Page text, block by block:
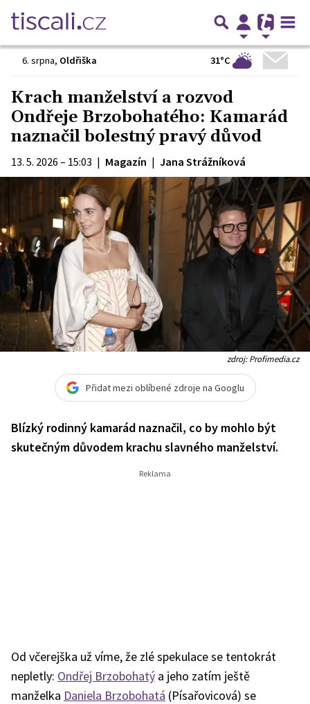
6. srpna, Oldřiška 31°C
Krach manželství a rozvod
Ondřeje Brzobohatého: Kamarád
naznačil bolestný pravý důvod
13. 5. 2026 – 15:03 | Magazín | Jana Strážníková
zdroj: Profimedia.cz
Přidat mezi oblíbené zdroje na Googlu
Blízký rodinný kamarád naznačil, co by mohlo být
skutečným důvodem krachu slavného manželství.
Od včerejška už víme, že zlé spekulace se tentokrát
nepletly: Ondřej Brzobohatý a jeho zatím ještě
manželka Daniela Brzobohatá (Písařovicová) se